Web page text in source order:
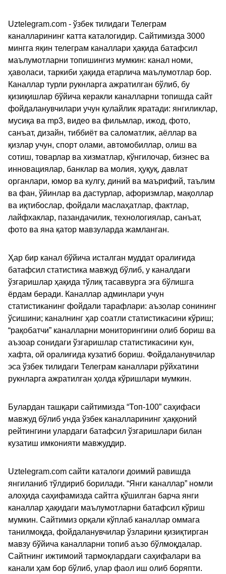
Uztelegram.com - ўзбек тилидаги Телеграм
каналларининг катта каталогидир. Сайтимизда 3000
мингга яқин телеграм каналлари ҳақида батафсил
маълумотларни топишингиз мумкин: канал номи,
ҳаволаси, таркиби ҳақида етарлича маълумотлар бор.
Каналлар турли рукнларга ажратилган бўлиб, бу
қизиқишлар бўйича керакли каналларни топишда сайт
фойдаланувчилари учун қулайлик яратади: янгиликлар,
мусиқа ва mp3, видео ва фильмлар, ижод, фото,
санъат, дизайн, тиббиёт ва саломатлик, аёллар ва
қизлар учун, спорт олами, автомобиллар, олиш ва
сотиш, товарлар ва хизматлар, кўнгилочар, бизнес ва
инновациялар, банклар ва молия, ҳуқуқ, давлат
органлари, юмор ва кулгу, диний ва маърифий, таълим
ва фан, ўйинлар ва дастурлар, афоризмлар, мақоллар
ва иқтибослар, фойдали маслаҳатлар, фактлар,
лайфхаклар, пазандачилик, технологиялар, санъат,
фото ва яна қатор мавзуларда жамланган.
Ҳар бир канал бўйича исталган муддат оралиғида
батафсил статистика мавжуд бўлиб, у каналдаги
ўзгаришлар ҳақида тўлиқ тасаввурга эга бўлишга
ёрдам беради. Каналлар админлари учун
статистиканинг фойдали тарафлари: аъзолар сонининг
ўсишини; каналнинг ҳар соатли статистикасини кўриш;
“рақобатчи” каналларни мониторингини олиб бориш ва
аъзоар сонидаги ўзгаришлар статистикасини кун,
хафта, ой оралиғида кузатиб бориш. Фойдаланувчилар
эса ўзбек тилидаги Телеграм каналлари рўйхатини
рукнларга ажратилган ҳолда кўришлари мумкин.
Булардан ташқари сайтимизда “Топ-100” саҳифаси
мавжуд бўлиб унда ўзбек каналларининг ҳаққоний
рейтингини улардаги батафсил ўзгаришлари билан
кузатиш имконияти мавжуддир.
Uztelegram.com сайти каталоги доимий равишда
янгиланиб тўлдириб борилади. “Янги каналлар” номли
алоҳида саҳифамизда сайтга қўшилган барча янги
каналлар ҳақидаги маълумотларни батафсил кўриш
мумкин. Сайтимиз орқали кўплаб каналлар оммага
танилмоқда, фойдаланувчилар ўзларини қизиқтирган
мавзу бўйича каналларни топиб аъзо бўлмоқдалар.
Сайтнинг ижтимоий тармоқлардаги саҳифалари ва
канали ҳам бор бўлиб, улар фаол иш олиб боряпти.